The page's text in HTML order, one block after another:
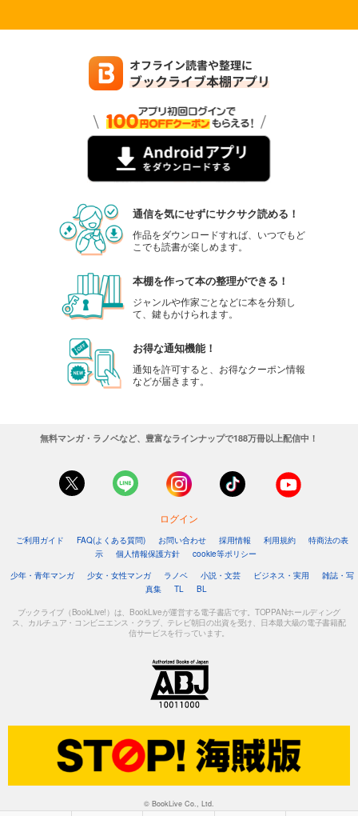
通信を気にせずにサクサク読める！
作品をダウンロードすれば、いつでもど
こでも読書が楽しめます。
本棚を作って本の整理ができる！
ジャンルや作家ごとなどに本を分類し
て、鍵もかけられます。
お得な通知機能！
通知を許可すると、お得なクーポン情報
などが届きます。
無料マンガ・ラノベなど、豊富なラインナップで188万冊以上配信中！
ログイン
ご利用ガイド FAQ(よくある質問) お問い合わせ 採用情報 利用規約
特商法の表
示
個人情報保護方針
cookie等ポリシー
少年・青年マンガ
少女・女性マンガ ラノベ 小説・文芸 ビジネス・実用
雑誌・写
真集
TL BL
ブックライブ（BookLive!）は、BookLiveが運営する電子書店です。TOPPANホールディング
ス、カルチュア・コンビニエンス・クラブ、テレビ朝日の出資を受け、日本最大級の電子書籍配
信サービスを行っています。
© BookLive Co., Ltd.